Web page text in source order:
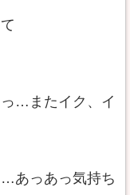
…またイク、イ
あっあっ気持ち